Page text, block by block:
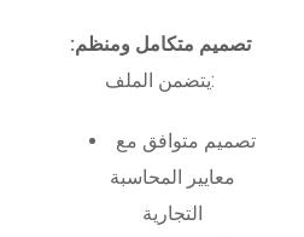
تصميم متكامل ومنظم:
يتضمن الملف:
تصميم متوافق مع
معايير المحاسبة
التجارية